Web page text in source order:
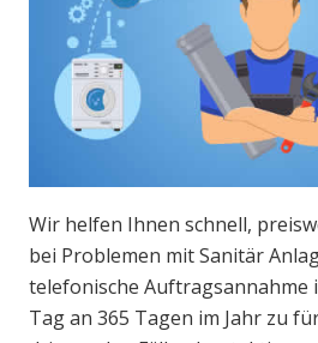
Wir helfen Ihnen schnell,
bei Problemen mit Sanitär
telefonische Auftragsannahme
Tag an 365 Tagen im Jahr zu